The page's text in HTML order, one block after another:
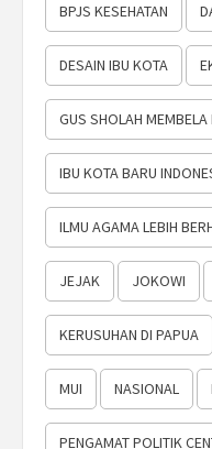
BPJS KESEHATAN
DESAIN IBU KOTA
GUS SHOLAH MEMBELA
IBU KOTA BARU
ILMU AGAMA LEBIH
JEJAK JOKOWI
KERUSUHAN DI PAPUA
MUI NASIONAL
PENGAMAT POLITIK